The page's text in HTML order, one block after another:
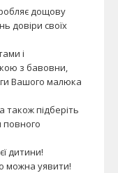
дощову
довіри своїх
і
з бавовни,
Вашого малюка
також підберіть
повного
дитини!
можна уявити!